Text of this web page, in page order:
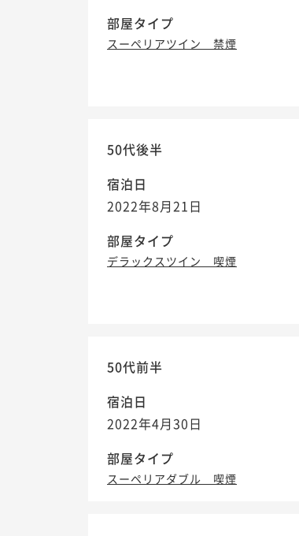
部屋タイプ
スーペリアツイン 禁煙
50代後半
宿泊日
2022年8月21日
部屋タイプ
デラックスツイン 喫煙
50代前半
宿泊日
2022年4月30日
部屋タイプ
スーペリアダブル 喫煙